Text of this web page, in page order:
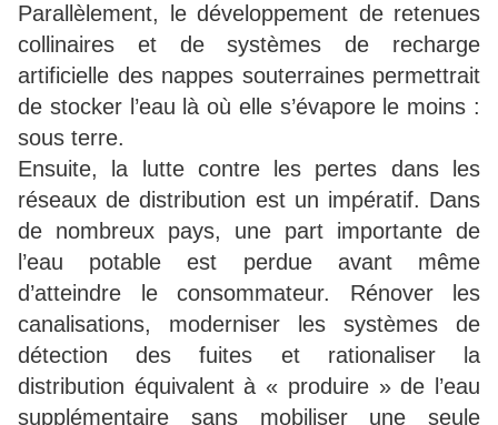
Parallèlement, le développement de retenues
collinaires et de systèmes de recharge
artificielle des nappes souterraines permettrait
de stocker l’eau là où elle s’évapore le moins :
sous terre.
Ensuite, la lutte contre les pertes dans les
réseaux de distribution est un impératif. Dans
de nombreux pays, une part importante de
l’eau potable est perdue avant même
d’atteindre le consommateur. Rénover les
canalisations, moderniser les systèmes de
détection des fuites et rationaliser la
distribution équivalent à « produire » de l’eau
supplémentaire sans mobiliser une seule